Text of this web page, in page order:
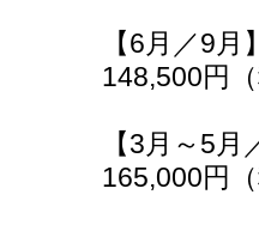
【6月／9月】
148,500円（
【3月～5月
165,000円（